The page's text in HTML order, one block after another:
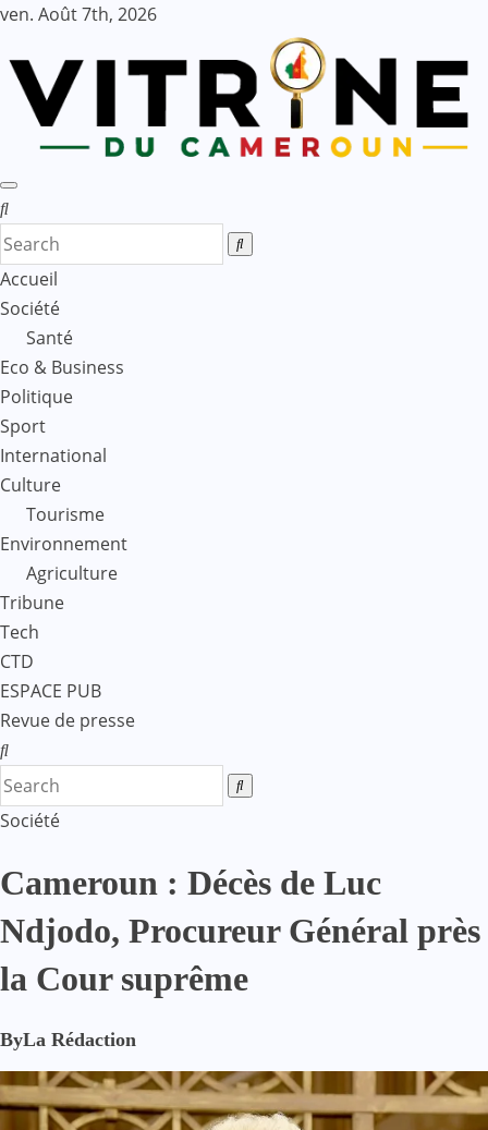
Skip
content
ven. Août 7th, 2026
Accueil
Société
Santé
Eco & Business
Politique
Sport
International
Culture
Tourisme
Environnement
Agriculture
Tribune
Tech
CTD
ESPACE PUB
Revue de presse
Société
Cameroun : Décès de Luc
Ndjodo, Procureur Général près
la Cour suprême
ByLa Rédaction